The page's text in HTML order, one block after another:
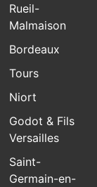
Rueil-
Malmaison
Bordeaux
Tours
Niort
Godot & Fils
Versailles
Saint-
Germain-en-